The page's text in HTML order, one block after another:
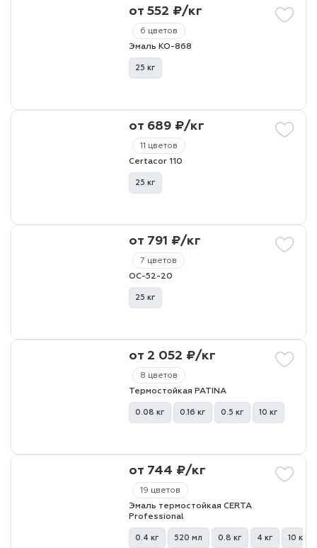
6 цветов
от 552 ₽/кг
Эмаль КО-868
25 кг
11 цветов
от 689 ₽/кг
Certacor 110
25 кг
7 цветов
от 791 ₽/кг
ОС-52-20
25 кг
8 цветов
от 2 052 ₽/кг
Термостойкая PATINA
0.08 кг 0.16 кг 0.5 кг 10 кг
19 цветов
от 744 ₽/кг
Эмаль термостойкая CERTA
Professional
0.4 кг 520 мл 0.8 кг 4 кг 10 кг